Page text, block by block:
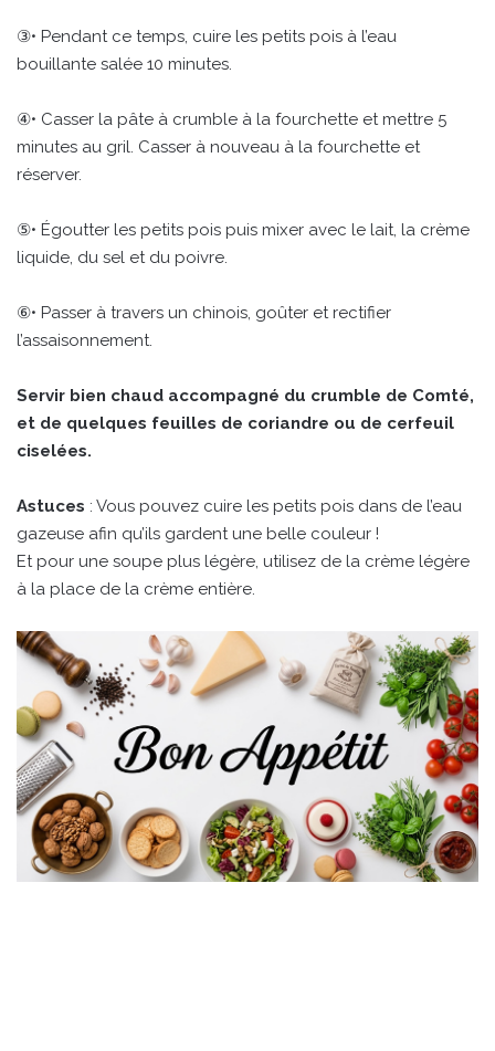
③• Pendant ce temps, cuire les petits pois à l’eau
bouillante salée 10 minutes.
④• Casser la pâte à crumble à la fourchette et mettre 5
minutes au gril. Casser à nouveau à la fourchette et
réserver.
⑤• Égoutter les petits pois puis mixer avec le lait, la crème
liquide, du sel et du poivre.
⑥• Passer à travers un chinois, goûter et rectifier
l’assaisonnement.
Servir bien chaud accompagné du crumble de Comté,
et de quelques feuilles de coriandre ou de cerfeuil
ciselées.
Astuces : Vous pouvez cuire les petits pois dans de l’eau
gazeuse afin qu’ils gardent une belle couleur !
Et pour une soupe plus légère, utilisez de la crème légère
à la place de la crème entière.